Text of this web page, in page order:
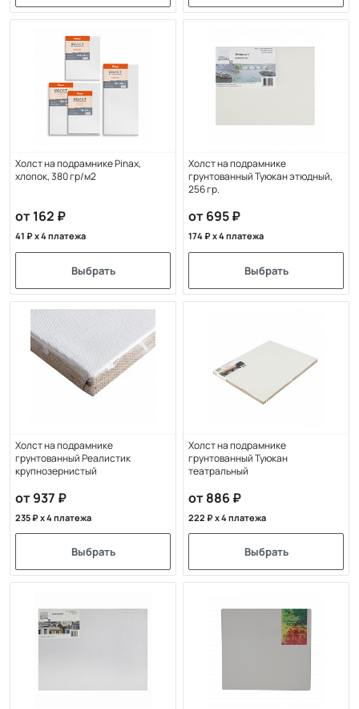
Холст на подрамнике Pinax,
хлопок, 380 гр/м2
от 162
41 x 4 платежа
Выбрать
Холст на подрамнике
грунтованный Туюкан этюдный,
256 гр.
от 695
174 x 4 платежа
Выбрать
Холст на подрамнике
грунтованный Реалистик
крупнозернистый
от 937
235 x 4 платежа
Выбрать
Холст на подрамнике
грунтованный Туюкан
театральный
от 886
222 x 4 платежа
Выбрать